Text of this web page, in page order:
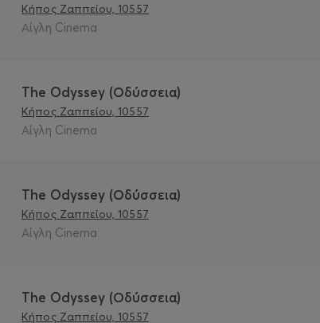
Κήπος Ζαππείου, 10557
Αίγλη Cinema
The Odyssey (Οδύσσεια)
Κήπος Ζαππείου, 10557
Αίγλη Cinema
The Odyssey (Οδύσσεια)
Κήπος Ζαππείου, 10557
Αίγλη Cinema
The Odyssey (Οδύσσεια)
Κήπος Ζαππείου, 10557